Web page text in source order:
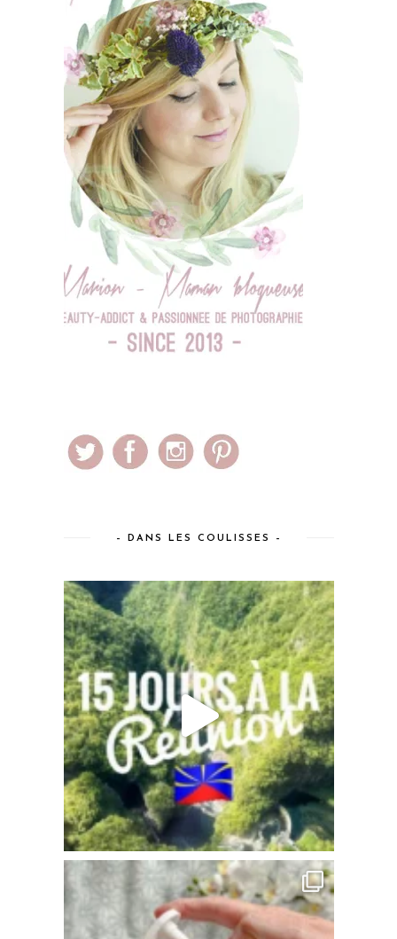
– DANS LES COULISSES –